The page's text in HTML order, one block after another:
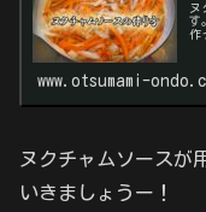
ヌ
す
作
www.otsumami-
ヌクチャムソースが
いきましょうー！